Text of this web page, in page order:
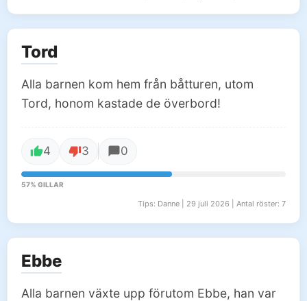
Tord
Alla barnen kom hem från båtturen, utom
Tord, honom kastade de överbord!
4 3 0
57% GILLAR
Tips: Danne | 29 juli 2026 | Antal röster: 7
Ebbe
Alla barnen växte upp förutom Ebbe, han var